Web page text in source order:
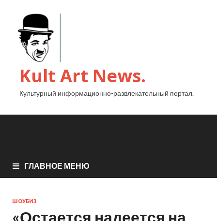
Kult Art News.
Культурный информационно-развлекательный портал.
ГЛАВНОЕ МЕНЮ
ШОУБИЗ
«Остается надеется на